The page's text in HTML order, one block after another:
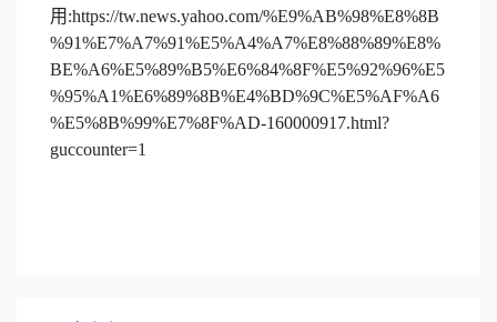
用:https://tw.news.yahoo.com/%E9%AB%98%E8%8B
%91%E7%A7%91%E5%A4%A7%E8%88%89%E8%
BE%A6%E5%89%B5%E6%84%8F%E5%92%96%E5
%95%A1%E6%89%8B%E4%BD%9C%E5%AF%A6
%E5%8B%99%E7%8F%AD-160000917.html?
guccounter=1